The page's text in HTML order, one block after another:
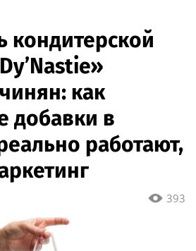
кондитерской
как
добавки в
работают,
393